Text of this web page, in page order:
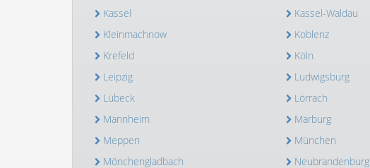
Kassel
Kassel-Waldau
Kleinmachnow
Koblenz
Krefeld
Köln
Leipzig
Ludwigsburg
Lübeck
Lörrach
Mannheim
Marburg
Meppen
München
Mönchengladbach
Neubrandenburg